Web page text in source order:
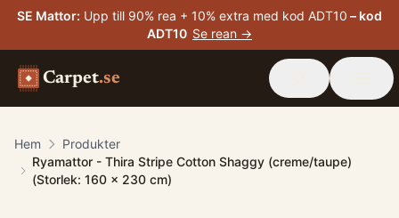
SE Mattor: Upp till 90% rea + 10% extra med kod ADT10 – kod
ADT10 Se rean →
Carpet.se
Hem
Produkter
Ryamattor - Thira Stripe Cotton Shaggy (creme/taupe)
(Storlek: 160 x 230 cm)